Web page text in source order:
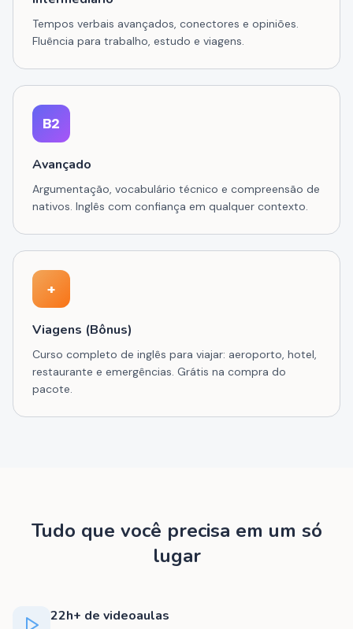
Tempos verbais avançados, conectores e opiniões.
Fluência para trabalho, estudo e viagens.
B2
Avançado
Argumentação, vocabulário técnico e compreensão de
nativos. Inglês com confiança em qualquer contexto.
+
Viagens (Bônus)
Curso completo de inglês para viajar: aeroporto, hotel,
restaurante e emergências. Grátis na compra do
pacote.
Tudo que você precisa em um só
lugar
22h+ de videoaulas